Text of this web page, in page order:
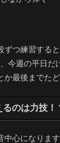
ずつ練習する
今週の平日だ
か最後までた
のは力技！
中心になりま